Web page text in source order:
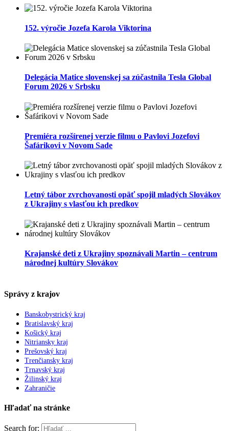
152. výročie Jozefa Karola Viktorina
Delegácia Matice slovenskej sa zúčastnila Tesla Global
Forum 2026 v Srbsku
Premiéra rozšírenej verzie filmu o Pavlovi Jozefovi
Šafárikovi v Novom Sade
Letný tábor zvrchovanosti opäť spojil mladých Slovákov
z Ukrajiny s vlasťou ich predkov
Krajanské deti z Ukrajiny spoznávali Martin – centrum
národnej kultúry Slovákov
Správy z krajov
Banskobystrický kraj
Bratislavský kraj
Košický kraj
Nitriansky kraj
Prešovský kraj
Trenčiansky kraj
Trnavský kraj
Žilinský kraj
Zahraničie
Hľadať na stránke
Search for: